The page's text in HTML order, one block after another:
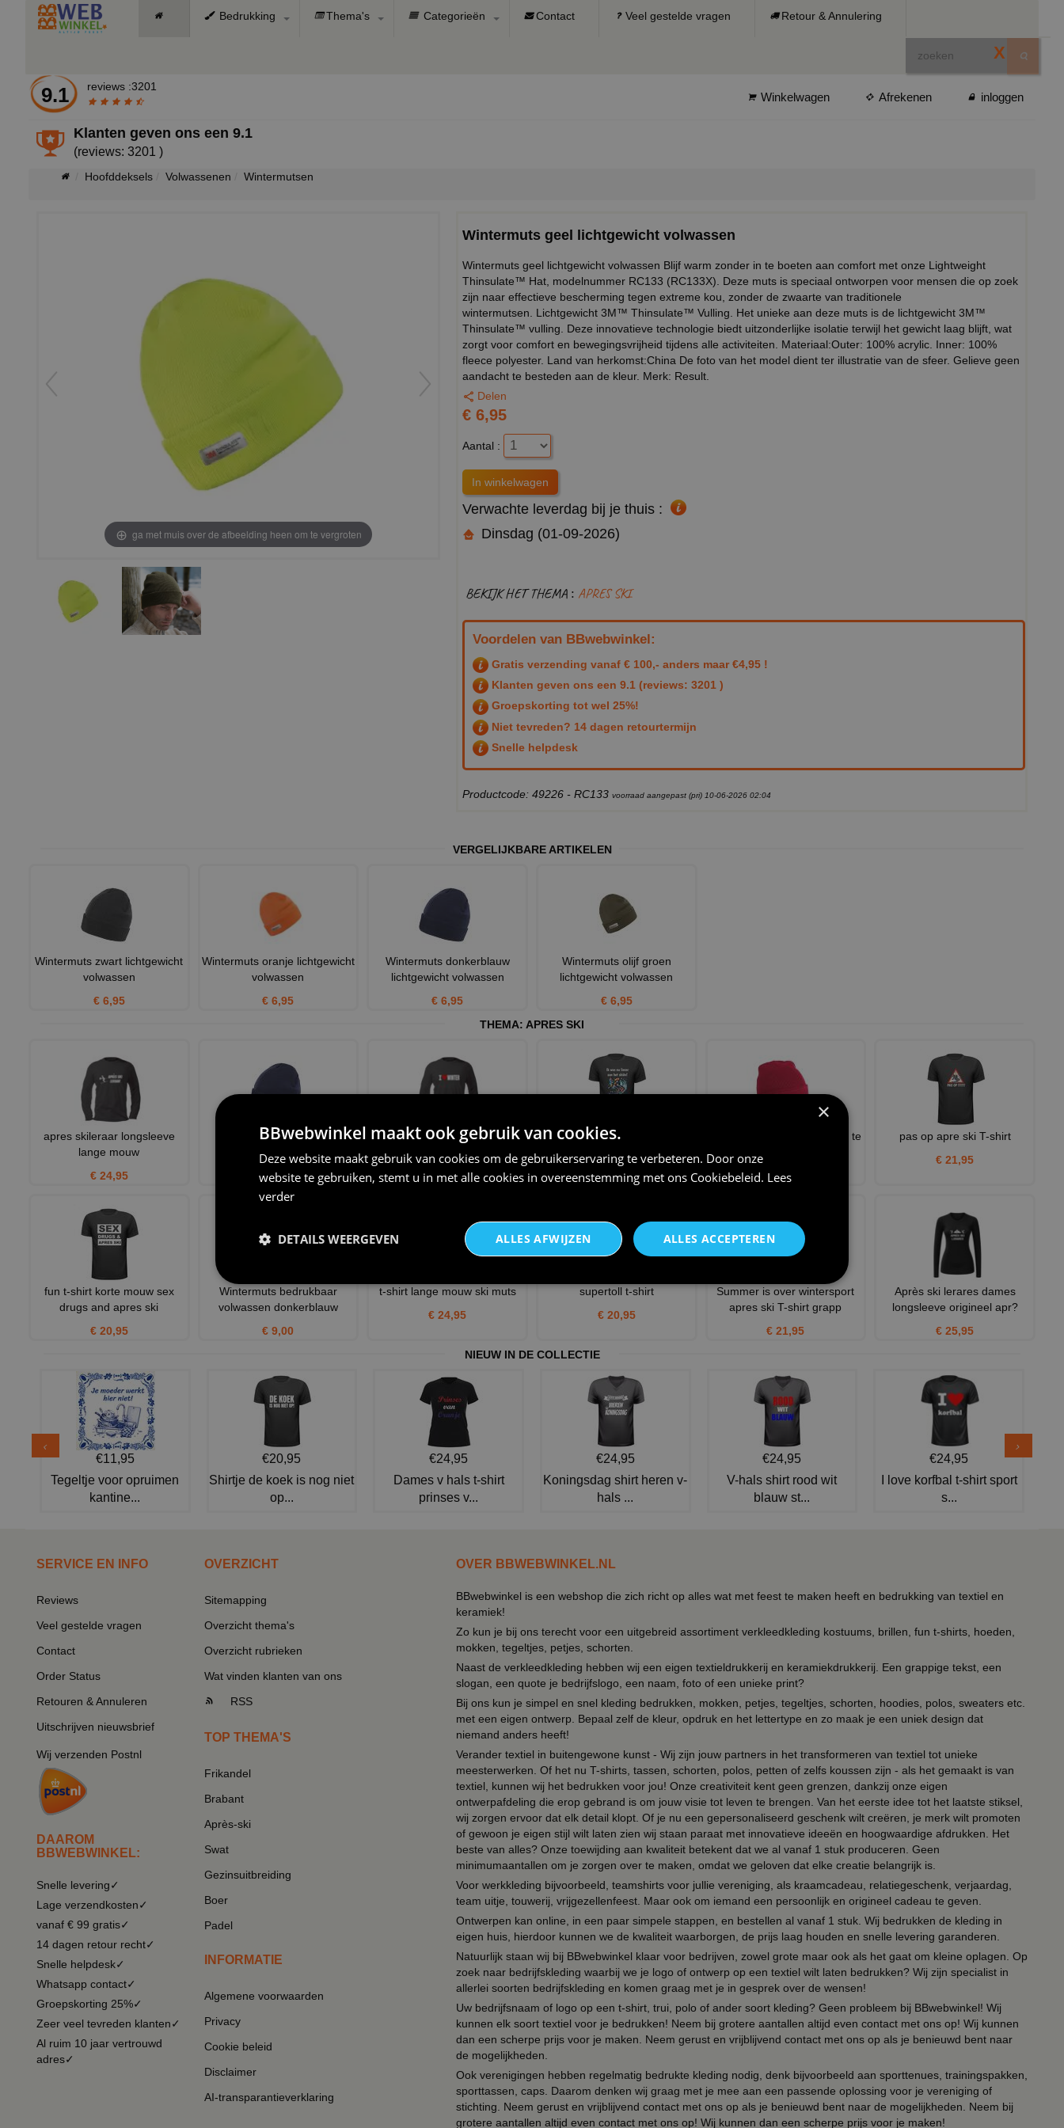
Bedrukking Thema's Categorieën Contact Veel gestelde vragen Retour & Annulering
X
9.1 reviews :3201
Winkelwagen Afrekenen inloggen
Klanten geven ons een9.1
(reviews: 3201 )
Hoofddeksels Volwassenen Wintermutsen
ga met muis over de afbeelding heen om te vergroten
Wintermuts geel lichtgewicht volwassen
Wintermuts geel lichtgewicht volwassen Blijf warm zonder in te boeten aan comfort met onze Lightweight
Thinsulate™ Hat, modelnummer RC133 (RC133X). Deze muts is speciaal ontworpen voor mensen die op zoek
zijn naar effectieve bescherming tegen extreme kou, zonder de zwaarte van traditionele
wintermutsen. Lichtgewicht 3M™ Thinsulate™ Vulling. Het unieke aan deze muts is de lichtgewicht 3M™
Thinsulate™ vulling. Deze innovatieve technologie biedt uitzonderlijke isolatie terwijl het gewicht laag blijft, wat
zorgt voor comfort en bewegingsvrijheid tijdens alle activiteiten. Materiaal:Outer: 100% acrylic. Inner: 100%
fleece polyester. Land van herkomst:China De foto van het model dient ter illustratie van de sfeer. Gelieve geen
aandacht te besteden aan de kleur. Merk: Result.
Delen
€ 6,95
Aantal :
Verwachte leverdag bij je thuis :
Dinsdag (01-09-2026)
BEKIJK HET THEMA : APRES SKI
Voordelen van BBwebwinkel:
Gratis verzending vanaf € 100,- anders maar €4,95 !
Klanten geven ons een 9.1 (reviews: 3201 )
Groepskorting tot wel 25%!
Niet tevreden? 14 dagen retourtermijn
Snelle helpdesk
Productcode: 49226 - RC133 voorraad aangepast (pri) 10-06-2026 02:04
VERGELIJKBARE ARTIKELEN
Wintermuts zwart lichtgewicht
volwassen
€ 6,95
Wintermuts oranje lichtgewicht
volwassen
€ 6,95
Wintermuts donkerblauw
lichtgewicht volwassen
€ 6,95
Wintermuts olijf groen
lichtgewicht volwassen
€ 6,95
THEMA: APRES SKI
apres skileraar longsleeve
lange mouw
€ 24,95
Wintermuts donkerblauw
lichtgewicht volwassen
€ 6,95
Shirtje lange mouw i love
winter
€ 24,95
Shirtje ik was nu liever aan het
skien wintersport
€ 22,95
Wintermuts volwassen rood te
€ 7,50
pas op apre ski T-shirt
€ 21,95
fun t-shirt korte mouw sex
drugs and apres ski
€ 20,95
Wintermuts bedrukbaar
volwassen donkerblauw
€ 9,00
t-shirt lange mouw ski muts
€ 24,95
supertoll t-shirt
€ 20,95
Summer is over wintersport
apres ski T-shirt grapp
€ 21,95
Après ski lerares dames
longsleeve origineel apr?
€ 25,95
NIEUW IN DE COLLECTIE
€11,95
Tegeltje voor opruimen
kantine...
€20,95
Shirtje de koek is nog niet
op...
€24,95
Dames v hals t-shirt
prinses v...
€24,95
Koningsdag shirt heren v-
hals ...
€24,95
V-hals shirt rood wit
blauw st...
€24,95
I love korfbal t-shirt sport
s...
SERVICE EN INFO
Reviews
Veel gestelde vragen
Contact
Order Status
Retouren & Annuleren
Uitschrijven nieuwsbrief
Wij verzenden Postnl
DAAROM
BBWEBWINKEL:
Snelle levering✓
Lage verzendkosten✓
vanaf € 99 gratis✓
14 dagen retour recht✓
Snelle helpdesk✓
Whatsapp contact✓
Groepskorting 25%✓
Zeer veel tevreden klanten✓
Al ruim 10 jaar vertrouwd
adres✓
OVERZICHT
Sitemapping
Overzicht thema's
Overzicht rubrieken
Wat vinden klanten van ons
RSS
TOP THEMA'S
Frikandel
Brabant
Après-ski
Swat
Gezinsuitbreiding
Boer
Padel
INFORMATIE
Algemene voorwaarden
Privacy
Cookie beleid
Disclaimer
AI-transparantieverklaring
OVER BBWEBWINKEL.NL
BBwebwinkel is een webshop die zich richt op alles wat met feest te maken heeft en bedrukking van textiel en
keramiek!
Zo kun je bij ons terecht voor een uitgebreid assortiment verkleedkleding kostuums, brillen, fun t-shirts, hoeden,
mokken, tegeltjes, petjes, schorten.
Naast de verkleedkleding hebben wij een eigen textieldrukkerij en keramiekdrukkerij. Een grappige tekst, een
slogan, een quote je bedrijfslogo, een naam, foto of een unieke print?
Bij ons kun je simpel en snel kleding bedrukken, mokken, petjes, tegeltjes, schorten, hoodies, polos, sweaters etc.
met een eigen ontwerp. Bepaal zelf de kleur, opdruk en het lettertype en zo maak je een uniek design dat
niemand anders heeft!
Verander textiel in buitengewone kunst - Wij zijn jouw partners in het transformeren van textiel tot unieke
meesterwerken. Of het nu T-shirts, tassen, schorten, polos, petten of zelfs koussen zijn - als het gemaakt is van
textiel, kunnen wij het bedrukken voor jou! Onze creativiteit kent geen grenzen, dankzij onze eigen
ontwerpafdeling die erop gebrand is om jouw visie tot leven te brengen. Van het eerste idee tot het laatste stiksel,
wij zorgen ervoor dat elk detail klopt. Of je nu een gepersonaliseerd geschenk wilt creëren, je merk wilt promoten
of gewoon je eigen stijl wilt laten zien wij staan paraat met innovatieve ideeën en hoogwaardige afdrukken. Het
beste van alles? Onze toewijding aan kwaliteit betekent dat we al vanaf 1 stuk produceren. Geen
minimumaantallen om je zorgen over te maken, omdat we geloven dat elke creatie belangrijk is.
Voor werkkleding bijvoorbeeld, teamshirts voor jullie vereniging, als kraamcadeau, relatiegeschenk, verjaardag,
team uitje, touwerij, vrijgezellenfeest. Maar ook om iemand een persoonlijk en origineel cadeau te geven.
Ontwerpen kan online, in een paar simpele stappen, en bestellen al vanaf 1 stuk. Wij bedrukken de kleding in
eigen huis, hierdoor kunnen we de kwaliteit waarborgen, de prijs laag houden en snelle levering garanderen.
Natuurlijk staan wij bij BBwebwinkel klaar voor bedrijven, zowel grote maar ook als het gaat om kleine oplagen. Op
zoek naar bedrijfskleding waarbij we je logo of ontwerp op een textiel wilt laten bedrukken? Wij zijn specialist in
allerlei soorten bedrijfskleding en komen graag met je in gesprek over de wensen!
Uw bedrijfsnaam of logo op een t-shirt, trui, polo of ander soort kleding? Geen probleem bij BBwebwinkel! Wij
kunnen elk soort textiel voor je bedrukken! Neem bij grotere aantallen altijd even contact met ons op! Wij kunnen
dan een scherpe prijs voor je maken. Neem gerust en vrijblijvend contact met ons op als je benieuwd bent naar
de mogelijkheden.
Ook verenigingen hebben regelmatig bedrukte kleding nodig, denk bijvoorbeeld aan sporttenues, trainingspakken,
sporttassen, caps. Daarom denken wij graag met je mee aan een passende oplossing voor je vereniging of
stichting. Neem gerust en vrijblijvend contact met ons op als je benieuwd bent naar de mogelijkheden. Neem bij
grotere aantallen altijd even contact met ons op! Wij kunnen dan een scherpe prijs voor je maken!
×
BBwebwinkel maakt ook gebruik van cookies.
Deze website maakt gebruik van cookies om de gebruikerservaring te verbeteren. Door onze
website te gebruiken, stemt u in met alle cookies in overeenstemming met ons Cookiebeleid. Lees
verder
ALLES ACCEPTEREN
ALLES AFWIJZEN
DETAILS WEERGEVEN